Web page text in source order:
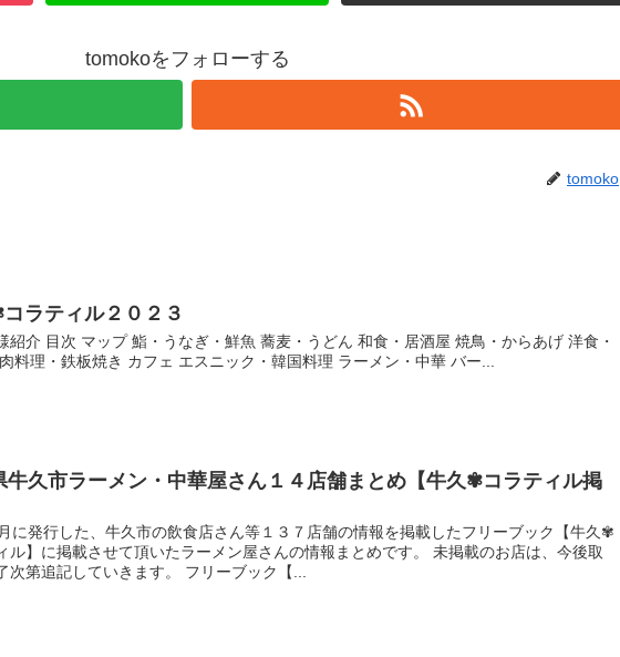
tomokoをフォローする
tomoko
ラティル２０２３
紹介 目次 マップ 鮨・うなぎ・鮮魚 蕎麦・うどん 和食・居酒屋 焼鳥・からあげ 洋食・
料理・鉄板焼き カフェ エスニック・韓国料理 ラーメン・中華 バー...
牛久市ラーメン・中華屋さん１４店舗まとめ【牛久✾コラティル掲
に発行した、牛久市の飲食店さん等１３７店舗の情報を掲載したフリーブック【牛久✾
ル】に掲載させて頂いたラーメン屋さんの情報まとめです。 未掲載のお店は、今後取
次第追記していきます。 フリーブック【...